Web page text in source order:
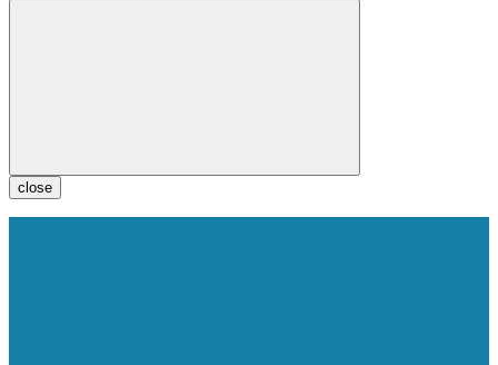
close